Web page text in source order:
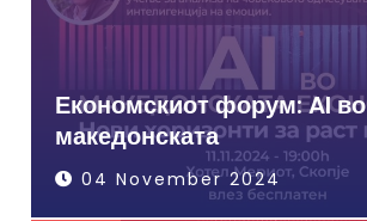
Економскиот форум: AI во
македонската
04 November 2024